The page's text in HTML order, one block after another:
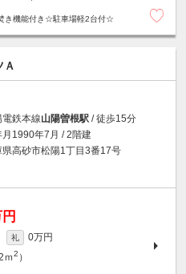
き機能付き☆駐車場軽2台付☆
Ａ
電鉄本線山陽曽根駅 / 徒歩15分
月1990年7月 / 2階建
県高砂市松陽1丁目3番17号
礼
0万円
ｍ2 ）